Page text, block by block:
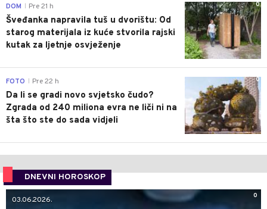
0
DOM Pre 21 h
Šveđanka napravila tuš u dvorištu: Od
starog materijala iz kuće stvorila rajski
kutak za ljetnje osvježenje
0
FOTO Pre 22 h
Da li se gradi novo svjetsko čudo?
Zgrada od 240 miliona evra ne liči ni na
šta što ste do sada vidjeli
DNEVNI HOROSKOP
0
03.06.2026.